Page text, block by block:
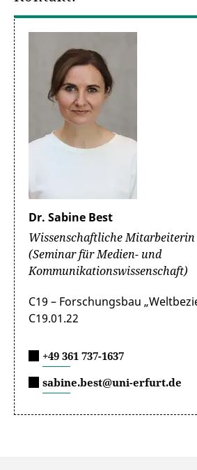
Dr. Sabine Best
Wissenschaftliche Mitarbeiterin
(Seminar für Medien- und
Kommunikationswissenschaft)
C19 – Forschungsbau
C19.01.22
+49 361 737-1637
sabine.best@uni-erfurt.de